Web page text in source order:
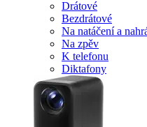
Drátové
Bezdrátové
Na natáčení a
Na zpěv
K telefonu
Diktafony